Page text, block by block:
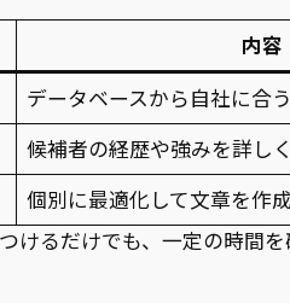
内容
データベースから自社に合
候補者の経歴や強みを詳し
個別に最適化して文章を作
けるだけでも、一定の時間